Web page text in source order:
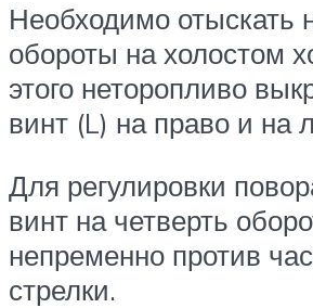
Необходимо отыскать
обороты на холостом
этого неторопливо
винт (L) на право и на
Для регулировки
винт на четверть
непременно против
стрелки.